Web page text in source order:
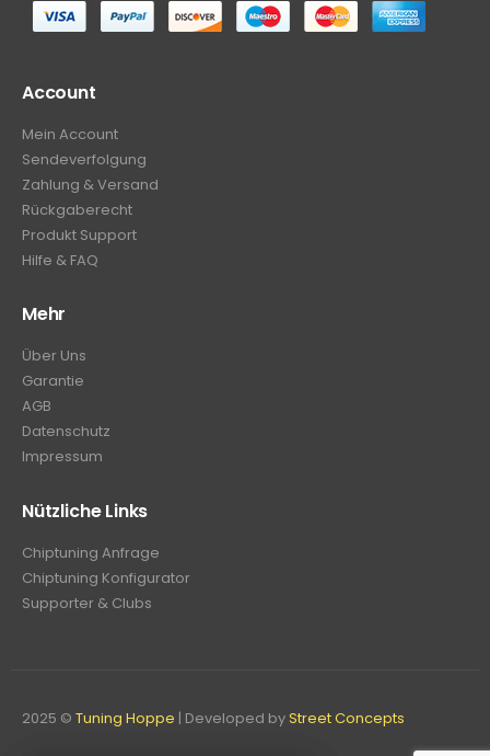
Account
Mein Account
Sendeverfolgung
Zahlung & Versand
Rückgaberecht
Produkt Support
Hilfe & FAQ
Mehr
Über Uns
Garantie
AGB
Datenschutz
Impressum
Nützliche Links
Chiptuning Anfrage
Chiptuning Konfigurator
Supporter & Clubs
2025 © Tuning Hoppe | Developed byStreet Concepts